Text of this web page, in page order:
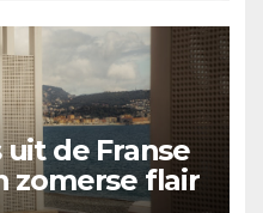
de Franse
zomerse flair